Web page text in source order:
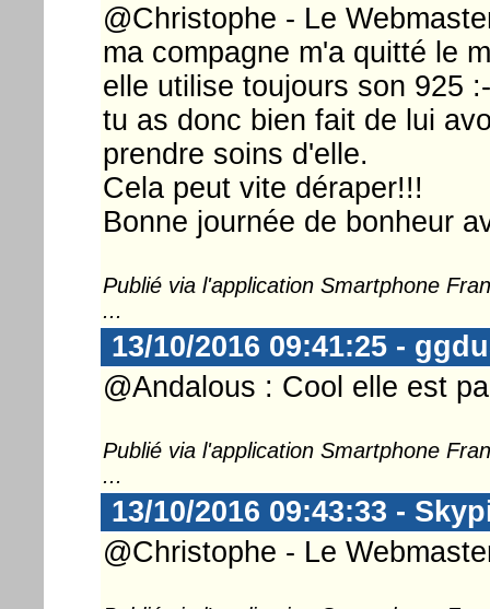
@Christophe - Le
ma compagne m'a quitté le
elle utilise toujours son 925
tu as donc bien fait de lui
prendre soins d'elle.
Cela peut vite déraper!!!
Bonne journée de bonheur
Publié via l'application Smartphone
...
13/10/2016 09:41:25 -
@Andalous : Cool elle est
Publié via l'application Smartphone
...
13/10/2016 09:43:33 -
@Christophe - Le